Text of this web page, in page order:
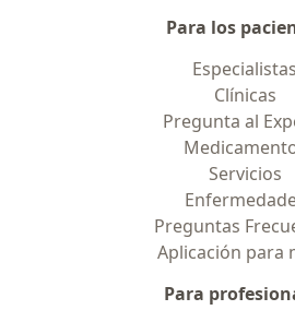
Para los
Especialistas
Clínicas
Pregunta al
Servicios
Preguntas
Aplicación para
Para